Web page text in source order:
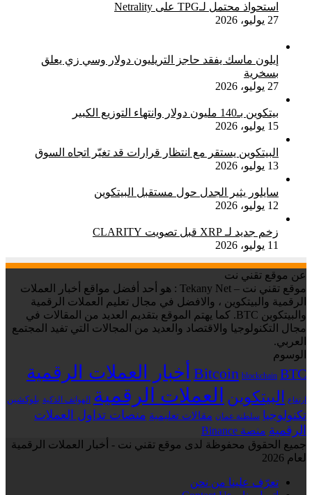
استحواذ محتمل لـTPG على Netrality
27 يوليو، 2026
إيلون ماسك يفقد حاجز التريليون دولار وسي زي يعلق
بسخرية
27 يوليو، 2026
بيتكوين بـ140 مليون دولار وانتهاء التوزيع الكبير
15 يوليو، 2026
البيتكوين يستقر مع انتظار قرارات قد تغيّر اتجاه السوق
13 يوليو، 2026
سايلور يثير الجدل حول مستقبل البيتكوين
12 يوليو، 2026
زخم جديد لـ XRP قبل تصويت CLARITY
11 يوليو، 2026
عن موقع تقني نت
موقع تقني نت – Tekany Net : هو أحد أفضل مواقع أخبار العملات
الرقمية والبيتكوين ، والافضل في مجال تعليم العملات الرقمية
والبيتكوين BTC. كما يهتم الموقع بتقديم العديد من المقالات في
مجال التكنولوجيا والاقتصاد والعديد من المجالات التي تفيد المجتمع
العربي.
الوسوم
Bitcoin blockchain BTC أخبار العملات الرقمية
ارتفاع البيتكوين العملات الرقمية الهواتف الذكية بلوكشين
تكنولوجيا سلطنة عمان مقالات تعليمية منصات تداول العملات
الرقمية منصة Binance
جميع الحقوق محفوظة لدى موقع تقني نت - أخبار العملات الرقمية
لعام 2026
تعرّف علينا من نحن